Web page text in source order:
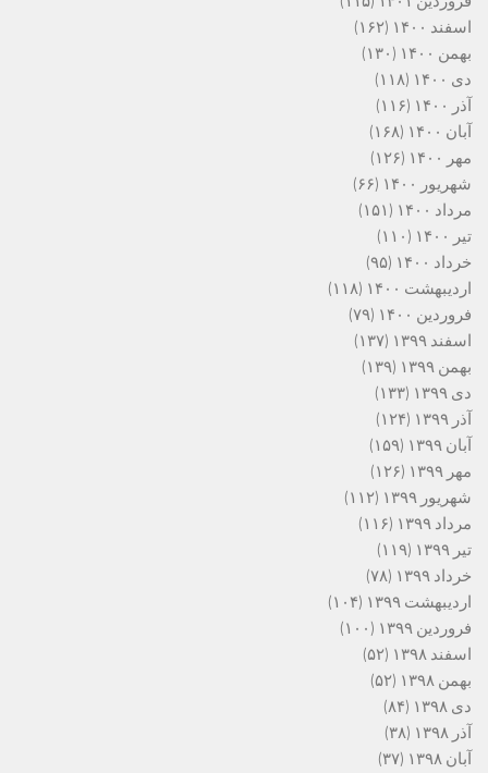
اسفند ۱۴۰۰
(۱۶۲)
بهمن ۱۴۰۰
(۱۳۰)
دی ۱۴۰۰
(۱۱۸)
آذر ۱۴۰۰
(۱۱۶)
آبان ۱۴۰۰
(۱۶۸)
مهر ۱۴۰۰
(۱۲۶)
شهریور ۱۴۰۰
(۶۶)
مرداد ۱۴۰۰
(۱۵۱)
تیر ۱۴۰۰
(۱۱۰)
خرداد ۱۴۰۰
(۹۵)
اردیبهشت ۱۴۰۰
(۱۱۸)
فروردین ۱۴۰۰
(۷۹)
اسفند ۱۳۹۹
(۱۳۷)
بهمن ۱۳۹۹
(۱۳۹)
دی ۱۳۹۹
(۱۳۳)
آذر ۱۳۹۹
(۱۲۴)
آبان ۱۳۹۹
(۱۵۹)
مهر ۱۳۹۹
(۱۲۶)
شهریور ۱۳۹۹
(۱۱۲)
مرداد ۱۳۹۹
(۱۱۶)
تیر ۱۳۹۹
(۱۱۹)
خرداد ۱۳۹۹
(۷۸)
اردیبهشت ۱۳۹۹
(۱۰۴)
فروردین ۱۳۹۹
(۱۰۰)
اسفند ۱۳۹۸
(۵۲)
بهمن ۱۳۹۸
(۵۲)
دی ۱۳۹۸
(۸۴)
آذر ۱۳۹۸
(۳۸)
آبان ۱۳۹۸
(۳۷)